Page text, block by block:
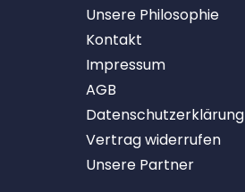
Unsere Philosophie
Kontakt
Impressum
AGB
Datenschutzerklärung
Vertrag widerrufen
Unsere Partner